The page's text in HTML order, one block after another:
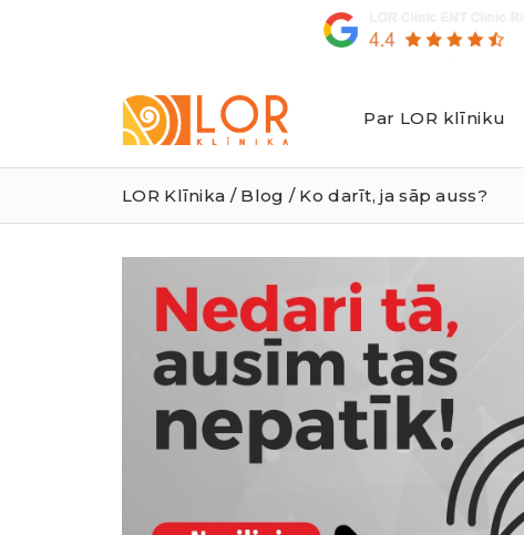
Klīnika
Par LOR klīniku
LOR Klīnika / Blog / Ko darīt, ja sāp auss?